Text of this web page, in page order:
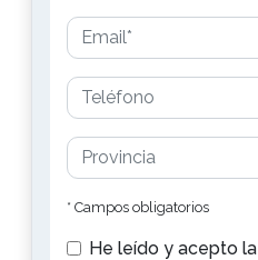
* Campos obligatorios
He leído y acepto la